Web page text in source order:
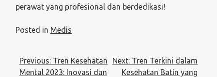
perawat yang profesional dan berdedikasi!
Posted in Medis
Post
navigation
Previous: Tren Kesehatan
Mental 2023: Inovasi dan
Next: Tren Terkini dalam
Kesehatan Batin yang